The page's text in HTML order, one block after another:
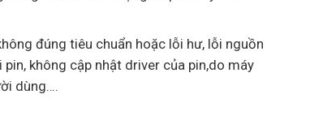
đúng tiêu chuẩn hoặc lỗi hư, lỗi nguồn
không cập nhật driver của pin,do máy
dùng….